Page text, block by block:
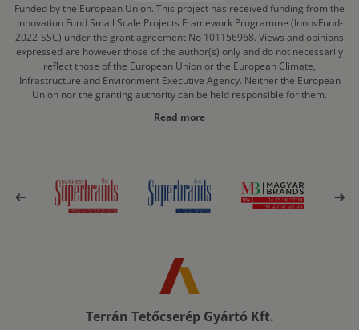
Funded by the European Union. This project has received funding from the
Innovation Fund Small Scale Projects Framework Programme (InnovFund-
2022-SSC) under the grant agreement No 101156968. Views and opinions
expressed are however those of the author(s) only and do not necessarily
reflect those of the European Union or the European Climate,
Infrastructure and Environment Executive Agency. Neither the European
Union nor the granting authority can be held responsible for them.
Read more
Terrán Tetőcserép Gyártó Kft.